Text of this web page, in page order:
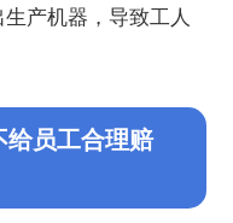
产机器，导致工人
给员工合理赔